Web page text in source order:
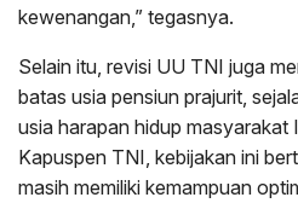
kewenangan,” tegasnya.
Selain itu, revisi UU TNI juga
batas usia pensiun prajurit,
usia harapan hidup masyarakat
Kapuspen TNI, kebijakan ini
masih memiliki kemampuan